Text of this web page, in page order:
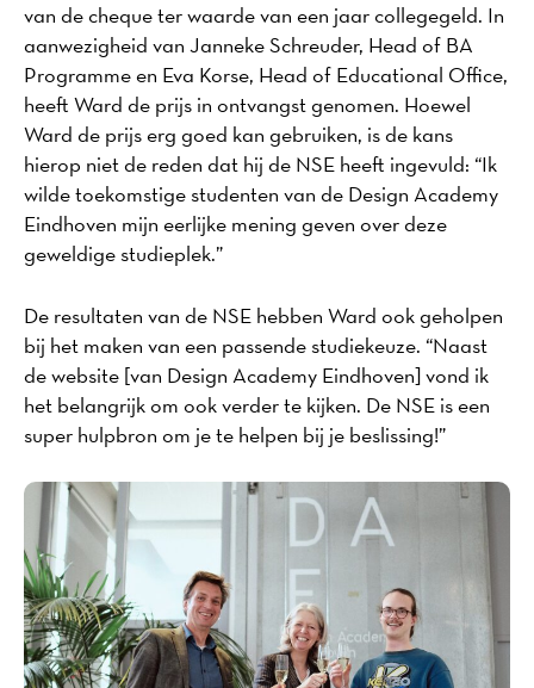
van de cheque ter waarde van een jaar collegegeld. In
aanwezigheid van Janneke Schreuder, Head of BA
Programme en Eva Korse, Head of Educational Office,
heeft Ward de prijs in ontvangst genomen. Hoewel
Ward de prijs erg goed kan gebruiken, is de kans
hierop niet de reden dat hij de NSE heeft ingevuld: “Ik
wilde toekomstige studenten van de Design Academy
Eindhoven mijn eerlijke mening geven over deze
geweldige studieplek.”
De resultaten van de NSE hebben Ward ook geholpen
bij het maken van een passende studiekeuze. “Naast
de website [van Design Academy Eindhoven] vond ik
het belangrijk om ook verder te kijken. De NSE is een
super hulpbron om je te helpen bij je beslissing!”